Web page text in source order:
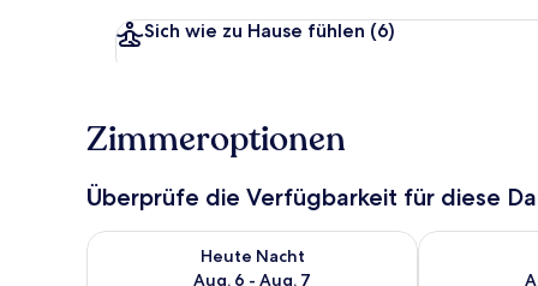
Sich wie zu Hause fühlen (6)
Zimmeroptionen
Überprüfe die Verfügbarkeit für diese
Heute Nacht
Aug. 6 - Aug. 7
Überprüfe die Verfügbarkeit für heute Nacht, Aug. 6
Überprüfe